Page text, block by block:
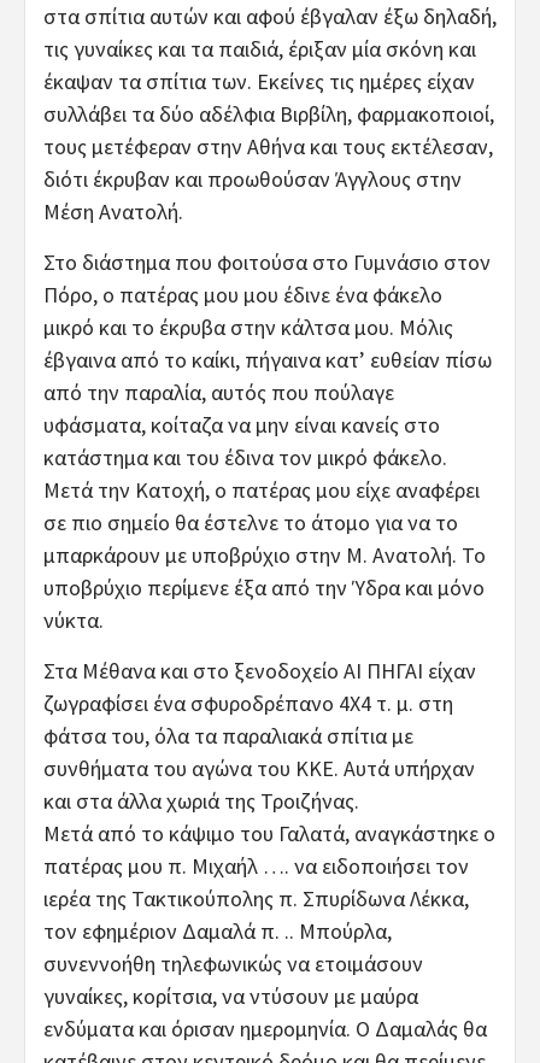
στα σπίτια αυτών και αφού έβγαλαν έξω δηλαδή,
τις γυναίκες και τα παιδιά, έριξαν μία σκόνη και
έκαψαν τα σπίτια των. Εκείνες τις ημέρες είχαν
συλλάβει τα δύο αδέλφια Βιρβίλη, φαρμακοποιοί,
τους μετέφεραν στην Αθήνα και τους εκτέλεσαν,
διότι έκρυβαν και προωθούσαν Άγγλους στην
Μέση Ανατολή.
Στο διάστημα που φοιτούσα στο Γυμνάσιο στον
Πόρο, ο πατέρας μου μου έδινε ένα φάκελο
μικρό και το έκρυβα στην κάλτσα μου. Μόλις
έβγαινα από το καίκι, πήγαινα κατ’ ευθείαν πίσω
από την παραλία, αυτός που πούλαγε
υφάσματα, κοίταζα να μην είναι κανείς στο
κατάστημα και του έδινα τον μικρό φάκελο.
Μετά την Κατοχή, ο πατέρας μου είχε αναφέρει
σε πιο σημείο θα έστελνε το άτομο για να το
μπαρκάρουν με υποβρύχιο στην Μ. Ανατολή. Το
υποβρύχιο περίμενε έξα από την Ύδρα και μόνο
νύκτα.
Στα Μέθανα και στο ξενοδοχείο ΑΙ ΠΗΓΑΙ είχαν
ζωγραφίσει ένα σφυροδρέπανο 4Χ4 τ. μ. στη
φάτσα του, όλα τα παραλιακά σπίτια με
συνθήματα του αγώνα του ΚΚΕ. Αυτά υπήρχαν
και στα άλλα χωριά της Τροιζήνας.
Μετά από το κάψιμο του Γαλατά, αναγκάστηκε ο
πατέρας μου π. Μιχαήλ …. να ειδοποιήσει τον
ιερέα της Τακτικούπολης π. Σπυρίδωνα Λέκκα,
τον εφημέριον Δαμαλά π. .. Μπούρλα,
συνεννοήθη τηλεφωνικώς να ετοιμάσουν
γυναίκες, κορίτσια, να ντύσουν με μαύρα
ενδύματα και όρισαν ημερομηνία. Ο Δαμαλάς θα